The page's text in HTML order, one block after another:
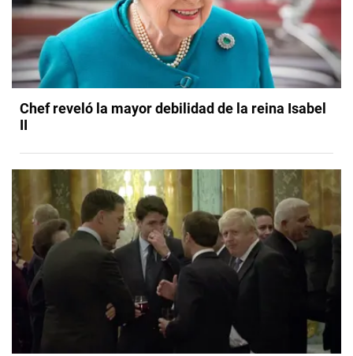
Chef reveló la mayor debilidad de la reina Isabel
II